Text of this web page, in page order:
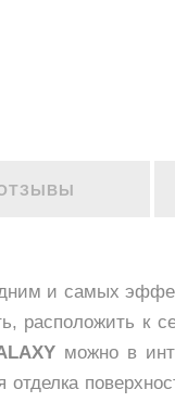
и самых
расположить к
можно в